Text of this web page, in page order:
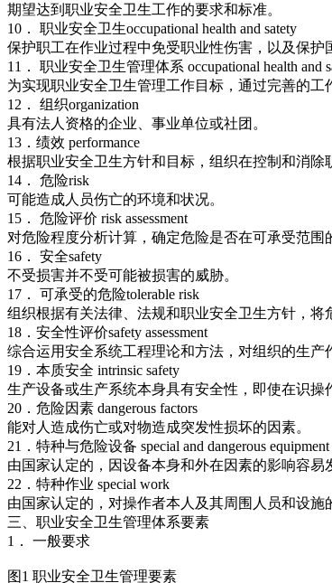
期望达到职业安全卫生工作的要求和标准。
10． 职业安全卫生occupational health and satety
保护职工在作业过程中免受职业性伤害，以及保护
11． 职业安全卫生管理体系 occupational health and
为实现职业安全卫生管理工作目标，通过完善的
12． 组织organization
具有法人资格的企业、事业单位或社团。
13．绩效 performance
根据职业安全卫生方针和目标，组织在控制和消除
14． 危险risk
可能造成人员伤亡的环境和状况。
15． 危险评价 risk assessment
对危险程度分析计算，确定危险是否在可承受范围
16． 安全safety
不受损害并不受可能被损害的威胁。
17． 可承受的危险tolerable risk
组织根据有关法律、法规和职业安全卫生方针，将
18．安全性评价safety assessment
综合运用安全系统工程理论和方法，对组织的生产
19．本质安全 intrinsic safety
生产设备或生产系统本身具有安全性，即使在识操
20．危险因素 dangerous factors
能对人造成伤亡或对物造成突发性损坏的因素。
21．特种与危险设备 special and dangerous equipment
由国家认定的，因设备本身和外在因素的影响容
22．特种作业 special work
由国家认定的，对操作者本人及其周围人员和设施
三、职业安全卫生管理体系要素
1． 一般要求
图1 职业安全卫生管理要素